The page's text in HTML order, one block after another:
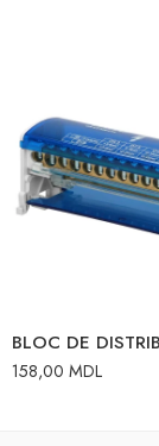
158,00 MDL